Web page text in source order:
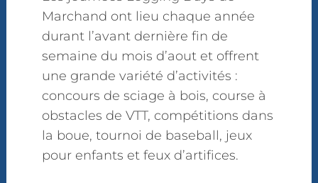
Marchand ont lieu chaque année
durant l’avant dernière fin de
semaine du mois d’aout et offrent
une grande variété d’activités :
concours de sciage à bois, course à
obstacles de VTT, compétitions dans
la boue, tournoi de baseball, jeux
pour enfants et feux d’artifices.